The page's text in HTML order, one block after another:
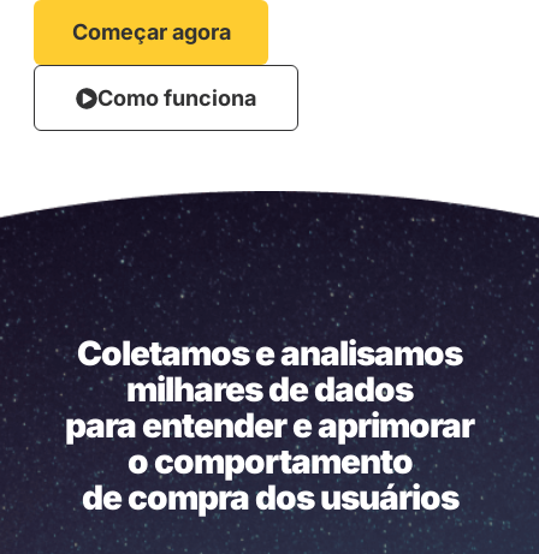
Começar agora
Como funciona
Coletamos e analisamos
milhares de dados
para entender e aprimorar
o comportamento
de compra dos usuários